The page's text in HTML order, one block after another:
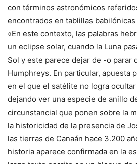
con términos astronómicos
encontrados en tablillas babilónicas
«En este contexto, las palabras
un eclipse solar, cuando la Luna
Sol y este parece dejar de -o parar
Humphreys. En particular, apuesta
en el que el satélite no logra
dejando ver una especie de anillo
circunstancial que ponen sobre la
la historicidad de la presencia de
las tierras de Canaán hace 3.200
historia aparece confirmada en la